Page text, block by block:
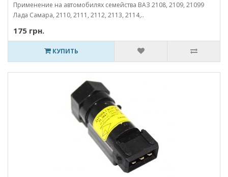
Применение на автомобилях семейства ВАЗ 2108, 2109, 21099
Лада Самара, 2110, 2111, 2112, 2113, 2114,..
175 грн.
КУПИТЬ